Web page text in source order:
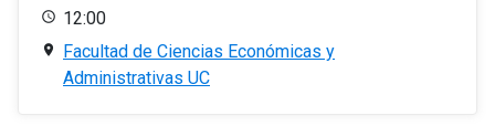
12:00
Facultad de Ciencias Económicas y
Administrativas UC